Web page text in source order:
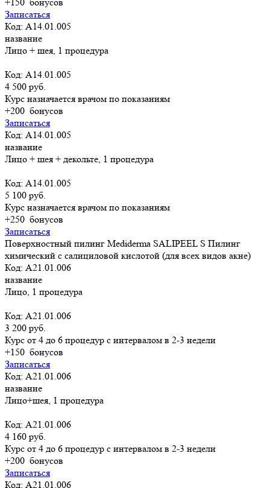
+150 бонусов
Записаться
Код: A14.01.005
название
Лицо + шея, 1 процедура
Код: A14.01.005
4 500 руб.
Курс назначается врачом по показаниям
+200 бонусов
Записаться
Код: A14.01.005
название
Лицо + шея + декольте, 1 процедура
Код: A14.01.005
5 100 руб.
Курс назначается врачом по показаниям
+250 бонусов
Записаться
Поверхностный пилинг Mediderma SALIPEEL S Пилинг
химический с салициловой кислотой (для всех видов акне)
Код: А21.01.006
название
Лицо, 1 процедура
Код: А21.01.006
3 200 руб.
Курс от 4 до 6 процедур с интервалом в 2-3 недели
+150 бонусов
Записаться
Код: А21.01.006
название
Лицо+шея, 1 процедура
Код: А21.01.006
4 160 руб.
Курс от 4 до 6 процедур с интервалом в 2-3 недели
+200 бонусов
Записаться
Код: А21.01.006